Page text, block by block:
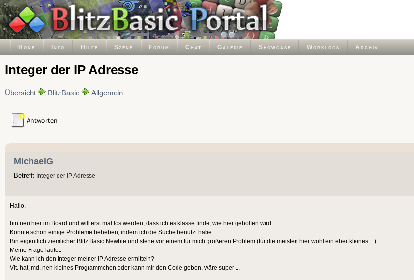
Home Info Hilfe Szene Forum Chat Galerie Showcase Worklogs Archiv
Integer der IP Adresse
Übersicht BlitzBasic Allgemein
MichaelG
Betreff: Integer der IP Adresse
Hallo,
bin neu hier im Board und will erst mal los werden, dass ich es klasse finde, wie hier geholfen wird.
Konnte schon einige Probleme beheben, indem ich die Suche benutzt habe.
Bin eigentlich ziemlicher Blitz Basic Newbie und stehe vor einem für mich größeren Problem (für die meisten hier wohl ein eher kleines ...).
Meine Frage lautet:
Wie kann ich den Integer meiner IP Adresse ermitteln?
Vlt. hat jmd. nen kleines Programmchen oder kann mir den Code geben, wäre super ...